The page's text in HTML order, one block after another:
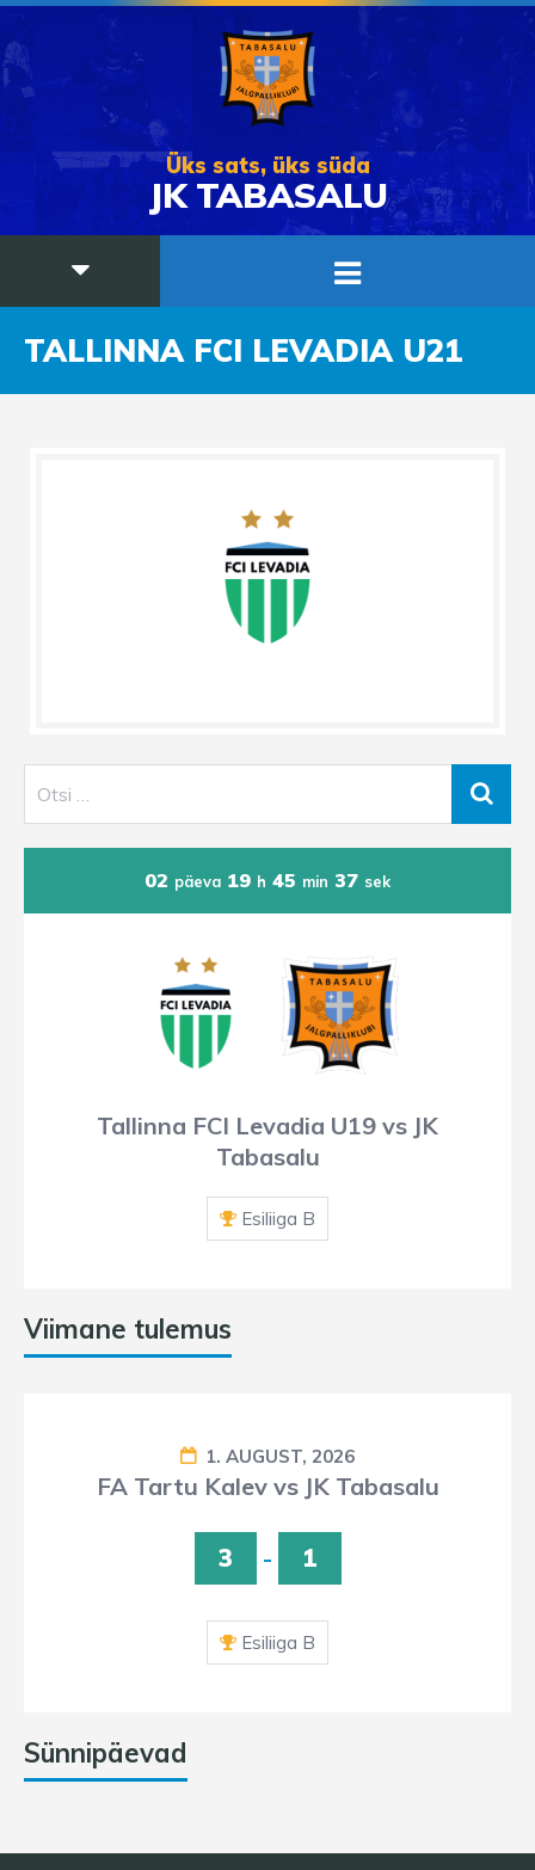
Üks sats, üks süda
JK TABASALU
TALLINNA FCI LEVADIA U21
02 päeva 19 h 45 min 37 sek
Tallinna FCI Levadia U19 vs JK
Tabasalu
Esiliiga B
Viimane tulemus
1. AUGUST, 2026
FA Tartu Kalev vs JK Tabasalu
3 - 1
Esiliiga B
Sünnipäevad